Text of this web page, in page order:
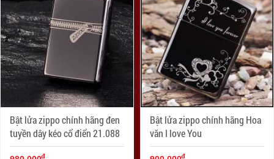
Bật lửa zippo chính hãng đen
tuyền dây kéo cổ điển 21.088
đ
Bật lửa zippo chính hãng Hoa
văn I love You
đ